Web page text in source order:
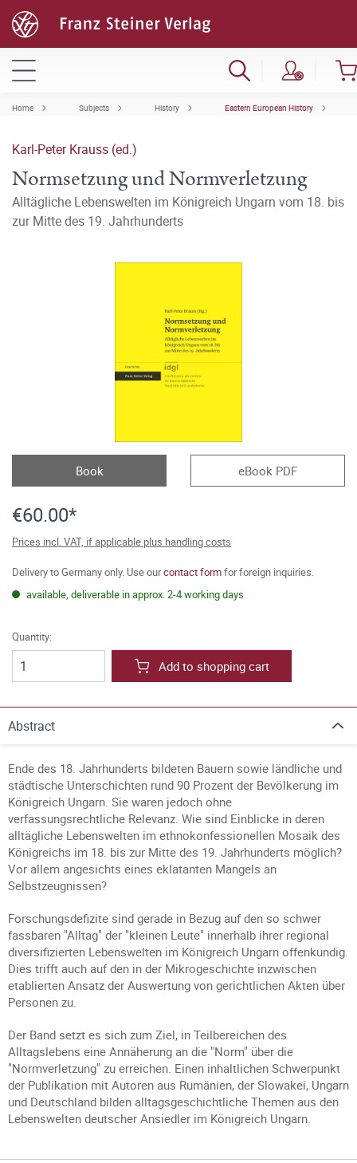
Home Subjects History Eastern European History
Karl-Peter Krauss (ed.)
Normsetzung und Normverletzung
Alltägliche Lebenswelten im Königreich Ungarn vom 18. bis
zur Mitte des 19. Jahrhunderts
Book eBook PDF
€60.00*
Prices incl. VAT, if applicable plus handling costs
Delivery to Germany only. Use ourcontact formfor foreign inquiries.
available, deliverable in approx. 2-4 working days
Quantity:
Add to shopping cart
Abstract
Ende des 18. Jahrhunderts bildeten Bauern sowie ländliche und
städtische Unterschichten rund 90 Prozent der Bevölkerung im
Königreich Ungarn. Sie waren jedoch ohne
verfassungsrechtliche Relevanz. Wie sind Einblicke in deren
alltägliche Lebenswelten im ethnokonfessionellen Mosaik des
Königreichs im 18. bis zur Mitte des 19. Jahrhunderts möglich?
Vor allem angesichts eines eklatanten Mangels an
Selbstzeugnissen?
Forschungsdefizite sind gerade in Bezug auf den so schwer
fassbaren "Alltag" der "kleinen Leute" innerhalb ihrer regional
diversifizierten Lebenswelten im Königreich Ungarn offenkundig.
Dies trifft auch auf den in der Mikrogeschichte inzwischen
etablierten Ansatz der Auswertung von gerichtlichen Akten über
Personen zu.
Der Band setzt es sich zum Ziel, in Teilbereichen des
Alltagslebens eine Annäherung an die "Norm" über die
"Normverletzung" zu erreichen. Einen inhaltlichen Schwerpunkt
der Publikation mit Autoren aus Rumänien, der Slowakei, Ungarn
und Deutschland bilden alltagsgeschichtliche Themen aus den
Lebenswelten deutscher Ansiedler im Königreich Ungarn.